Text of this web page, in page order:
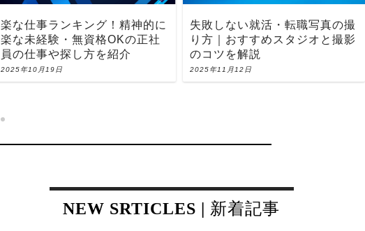
楽な仕事ランキング！精神的に
楽な未経験・無資格OKの正社
員の仕事や探し方を紹介
2025年10月19日
失敗しない就活・転職写真の撮
り方｜おすすめスタジオと撮影
のコツを解説
2025年11月12日
NEW SRTICLES | 新着記事